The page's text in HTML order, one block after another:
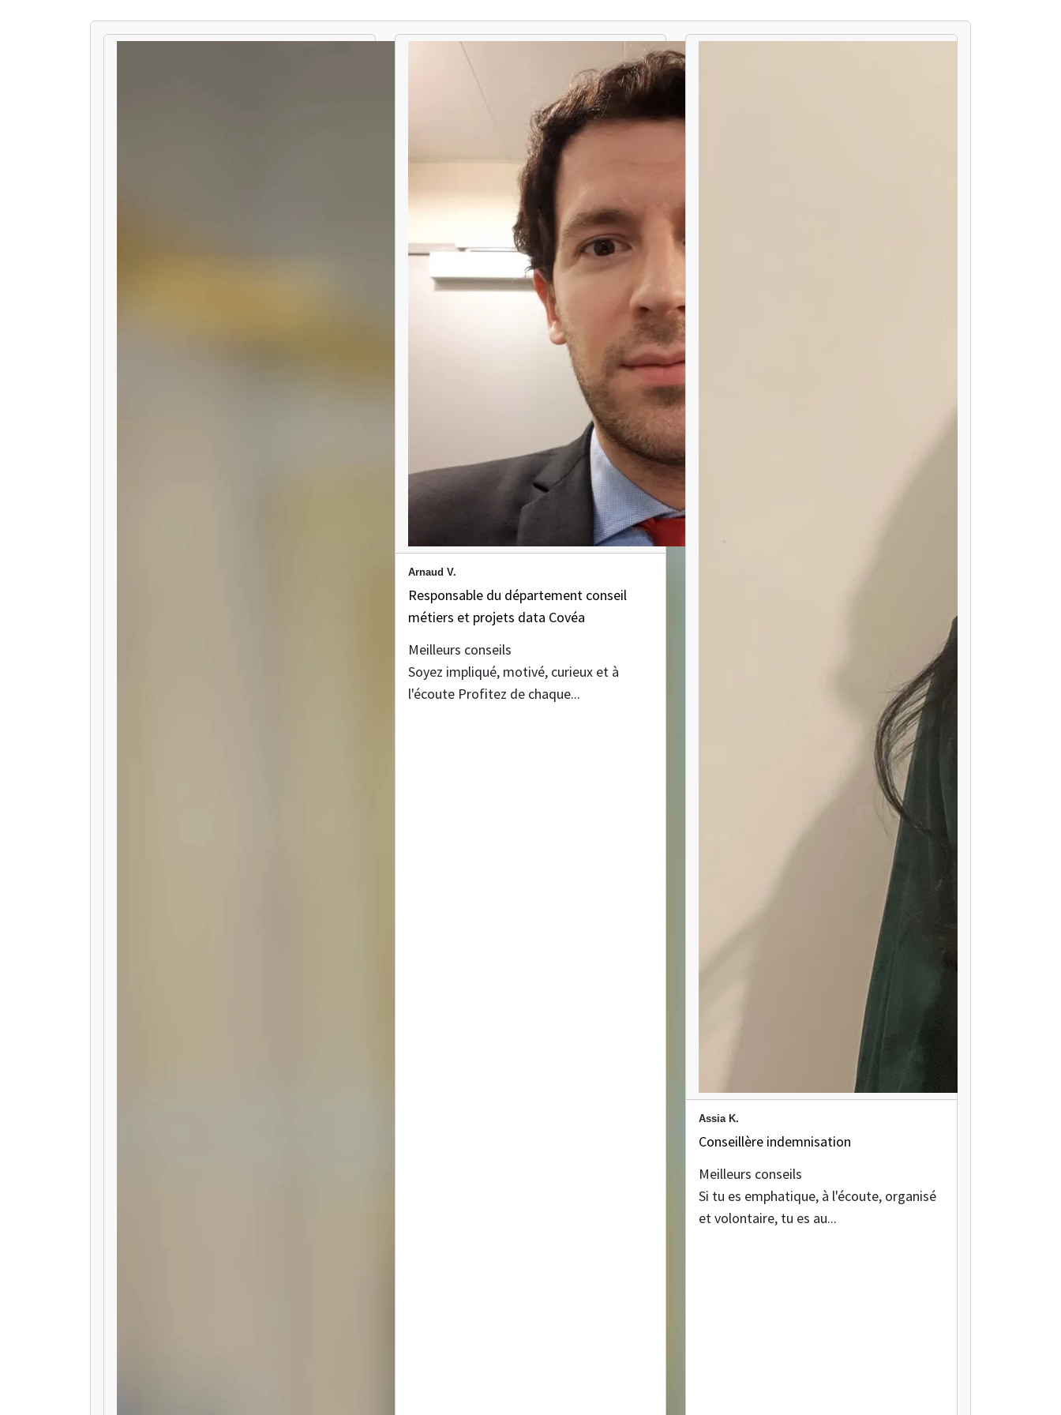
METTEZ EN PAUSE LE CARROUSEL SUIVANT
Arnaud V.
Responsable du département conseil
métiers et projets data Covéa
Meilleurs conseils
Soyez impliqué, motivé, curieux et à
l'écoute Profitez de chaque...
Assia K.
Conseillère indemnisation
Meilleurs conseils
Si tu es emphatique, à l'écoute, organisé
et volontaire, tu es au...